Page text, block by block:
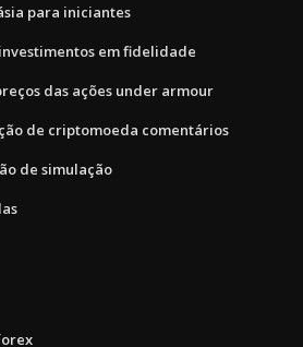
para iniciantes
em fidelidade
das ações under armour
de criptomoeda comentários
de simulação